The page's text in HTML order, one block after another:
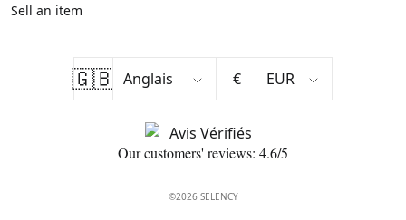
Sell an item
🇬🇧 €
Our customers' reviews: 4.6/5
©2026 SELENCY